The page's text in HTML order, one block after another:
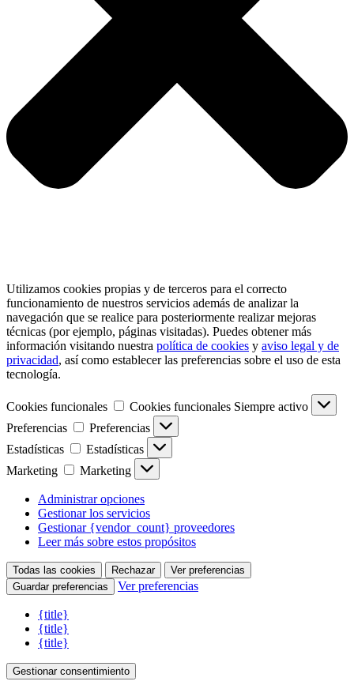
Utilizamos cookies propias y de terceros para el correcto
funcionamiento de nuestros servicios además de analizar la
navegación que se realice para posteriormente realizar mejoras
técnicas (por ejemplo, páginas visitadas). Puedes obtener más
información visitando nuestra política de cookies y aviso legal y de
privacidad, así como establecer las preferencias sobre el uso de esta
tecnología.
Cookies funcionales Cookies funcionales Siempre activo
Preferencias
Preferencias
Estadísticas
Estadísticas
Marketing
Marketing
Administrar opciones
Gestionar los servicios
Gestionar {vendor_count} proveedores
Leer más sobre estos propósitos
Todas las cookies Rechazar
Ver preferencias
Guardar preferencias
Ver preferencias
{title}
{title}
{title}
Gestionar consentimiento